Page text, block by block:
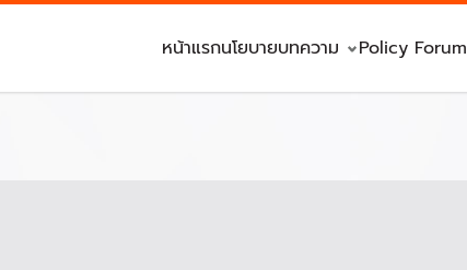
หน้าแรกนโยบายบทความ Policy Forum